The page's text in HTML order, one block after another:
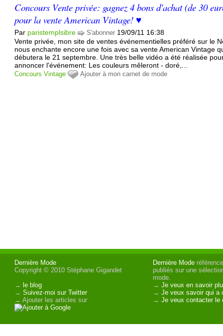
Concours Vente privée: gagnez 4 bons d'achat (de 30
pour la vente American Vintage! ♥
Par paristemplsibre S'abonner 19/09/11 16:38
Vente privée, mon site de ventes événementielles préféré sur le
nous enchante encore une fois avec sa vente American Vintage
débutera le 21 septembre. Une très belle vidéo a été réalisée
annoncer l'événement: Les couleurs mêleront - doré,...
Concours Vintage Ajouter à mon carnet de mode
Dernière Mode
Copyright © 2010 Stéphane Gigandet
→le blog
→Suivez-moi sur Twitter
→ Ajouter les articles sur
Dernière Mode
publiés sur une
mode.
→Je veux en savoir
→Je veux savoir qui a
→Je veux contacter le